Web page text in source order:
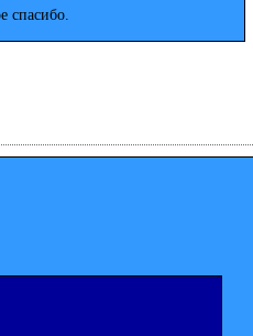
спасибо.